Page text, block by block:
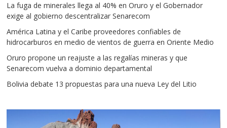
La fuga de minerales llega al 40% en Oruro y el Gobernador
exige al gobierno descentralizar Senarecom
América Latina y el Caribe proveedores confiables de
hidrocarburos en medio de vientos de guerra en Oriente Medio
Oruro propone un reajuste a las regalías mineras y que
Senarecom vuelva a dominio departamental
Bolivia debate 13 propuestas para una nueva Ley del Litio